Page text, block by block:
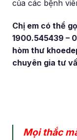
của các bệnh
Chị em có thể
1900.545439 –
hòm thư
chuyên gia tư
Mọi thắc